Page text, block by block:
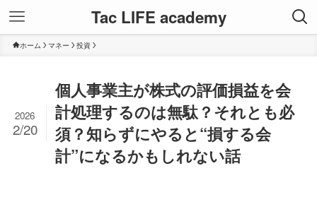
Tac LIFE academy
ホーム マネー 投資
個人事業主が株式の評価損益を会
計処理するのは無駄？それとも必
須？知らずにやると“損する会
計”になるかもしれない話
2026
2/20